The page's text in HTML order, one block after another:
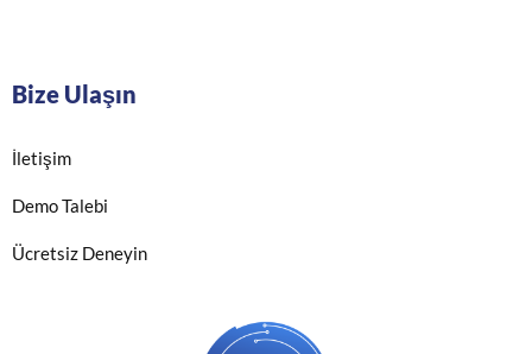
Bize Ulaşın
İletişim
Demo Talebi
Ücretsiz Deneyin